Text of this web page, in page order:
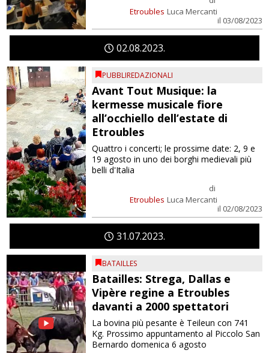
Etroubles Luca Mercanti
il 03/08/2023
0208 2023
PUBBLIREDAZIONALI
Avant Tout Musique: la
kermesse musicale fiore
all’occhiello dell’estate di
Etroubles
Etroubles
di
Luca Mercanti
il 02/08/2023
Quattro i concerti; le prossime date: 2, 9 e
19 agosto in uno dei borghi medievali più
belli d'Italia
31 07 2023
BATAILLES
Batailles: Strega, Dallas e
Vipère regine a Etroubles
davanti a 2000 spettatori
La bovina più pesante è Teileun con 741
Kg. Prossimo appuntamento al Piccolo San
Bernardo domenica 6 agosto